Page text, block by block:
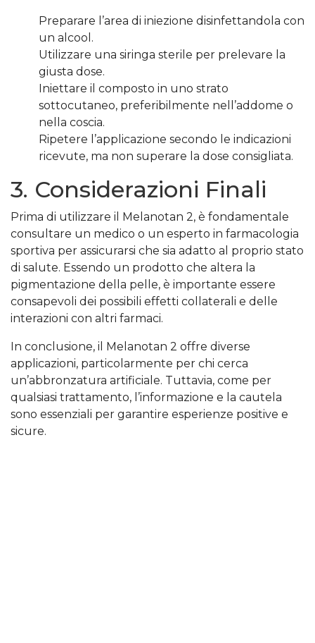
Preparare l’area di iniezione disinfettandola con
un alcool.
Utilizzare una siringa sterile per prelevare la
giusta dose.
Iniettare il composto in uno strato
sottocutaneo, preferibilmente nell’addome o
nella coscia.
Ripetere l’applicazione secondo le indicazioni
ricevute, ma non superare la dose consigliata.
3. Considerazioni Finali
Prima di utilizzare il Melanotan 2, è fondamentale
consultare un medico o un esperto in farmacologia
sportiva per assicurarsi che sia adatto al proprio stato
di salute. Essendo un prodotto che altera la
pigmentazione della pelle, è importante essere
consapevoli dei possibili effetti collaterali e delle
interazioni con altri farmaci.
In conclusione, il Melanotan 2 offre diverse
applicazioni, particolarmente per chi cerca
un’abbronzatura artificiale. Tuttavia, come per
qualsiasi trattamento, l’informazione e la cautela
sono essenziali per garantire esperienze positive e
sicure.